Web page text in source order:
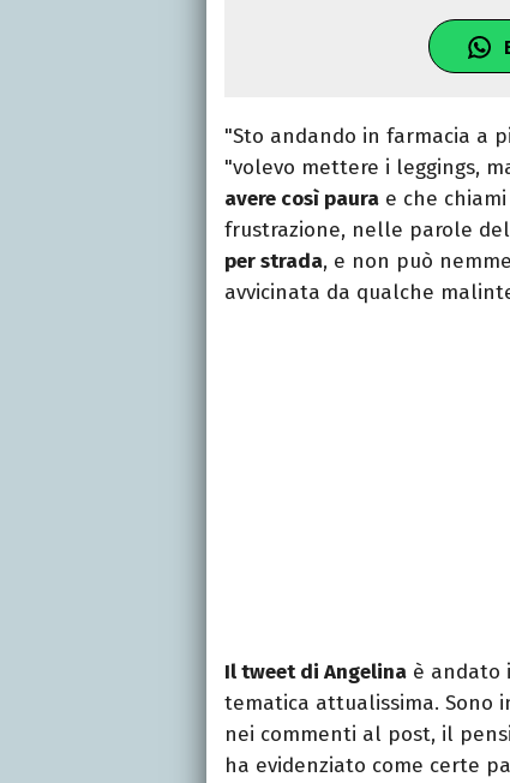
"Sto andando in farmacia a
"volevo mettere i leggings,
avere così paura e che
frustrazione, nelle parole
per strada, e non può
avvicinata da qualche
Il tweet di Angelina è andato
tematica attualissima. Sono
nei commenti al post, il
ha evidenziato come certe